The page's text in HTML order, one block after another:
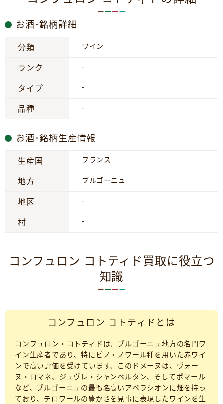
お酒･銘柄詳細
分類 ワイン
ランク -
タイプ -
品種 -
お酒･銘柄生産情報
生産国 フランス
地方 ブルゴーニュ
地区 -
村 -
コンフュロン コトティド買取に役立つ
知識
コンフュロン コトティドとは
コンフュロン・コトティドは、ブルゴーニュ地方の名門ワ
イン生産者であり、特にピノ・ノワール種を用いた赤ワイ
ンで高い評価を受けています。このドメーヌは、ヴォー
ヌ・ロマネ、ジュヴレ・シャンベルタン、そしてポマール
など、ブルゴーニュの最も名高いアペラシオンに畑を持っ
ており、テロワールの豊かさを見事に表現したワインを生